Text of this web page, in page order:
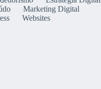
Marketing Digital
Websites